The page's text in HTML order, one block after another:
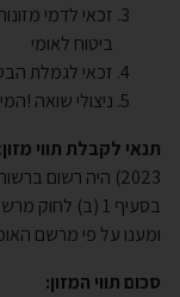
זכאי לדמי
ביטוח לאומי
זכאי לגמלת
ניצולי שואה !
תנאי לקבלת תווי מזון
2023) היה רשום
ומענו על פי מרשם
סכום תווי המזון: